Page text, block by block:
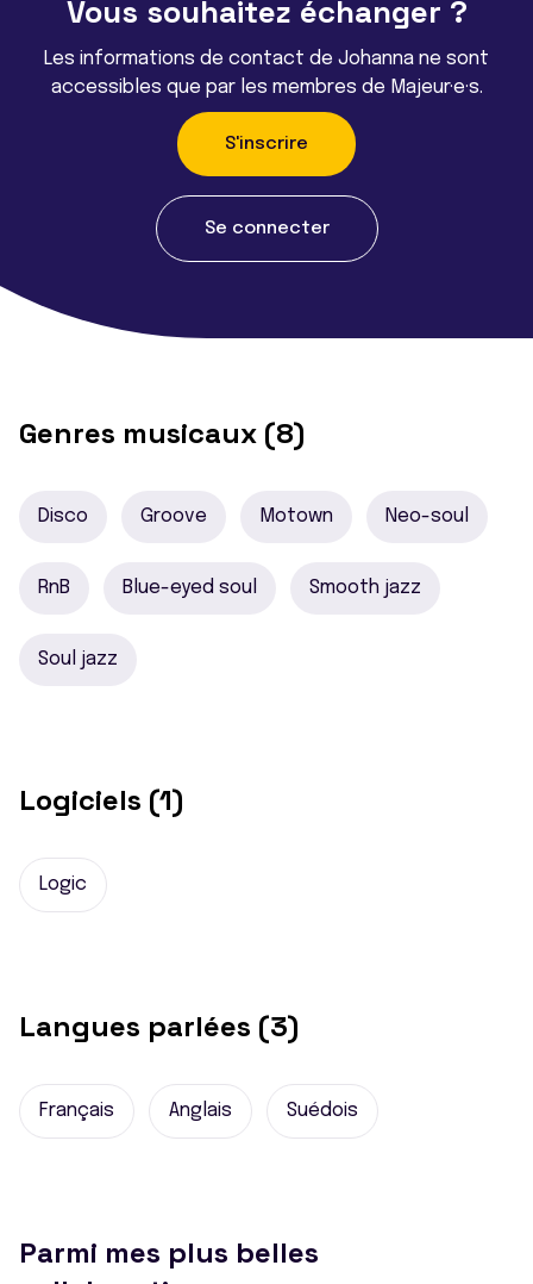
Vous souhaitez échanger ?
Les informations de contact de Johanna ne sont
accessibles que par les membres de Majeur·e·s.
S'inscrire
Se connecter
Genres musicaux (8)
Disco Groove Motown Neo-soul
RnB Blue-eyed soul Smooth jazz
Soul jazz
Logiciels (1)
Logic
Langues parlées (3)
Français Anglais Suédois
Parmi mes plus belles